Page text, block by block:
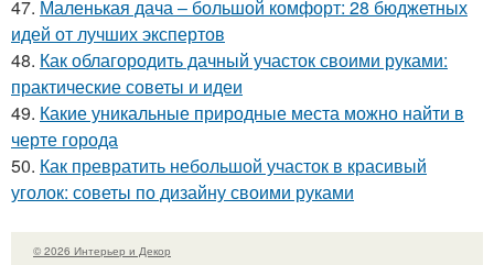
47. Маленькая дача – большой комфорт: 28 бюджетных
идей от лучших экспертов
48. Как облагородить дачный участок своими руками:
практические советы и идеи
49. Какие уникальные природные места можно найти в
черте города
50. Как превратить небольшой участок в красивый
уголок: советы по дизайну своими руками
© 2026 Интерьер и Декор